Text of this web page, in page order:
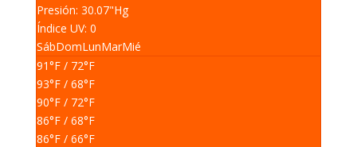
Presión: 30.07"Hg
Índice UV: 0
SábDomLunMarMié
91°F/ 72°F
93°F/ 68°F
90°F/ 72°F
86°F/ 68°F
86°F/ 66°F